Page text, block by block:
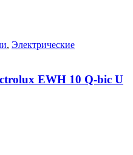
, Электрические
EWH 10 Q-bic U